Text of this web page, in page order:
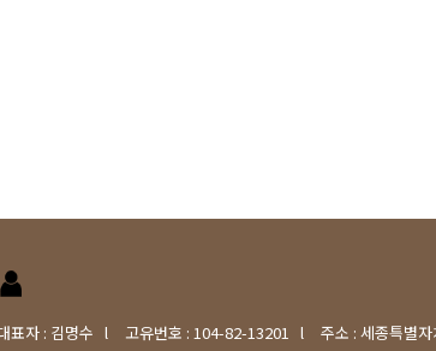
표자 : 김명수 l 고유번호 : 104-82-13201 l 주소 : 세종특별